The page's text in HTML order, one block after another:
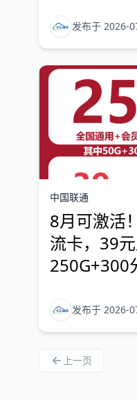
发布于 2026-
中国联通
8月可激活
流卡，39
250G+300
发布于 2026-
上一页